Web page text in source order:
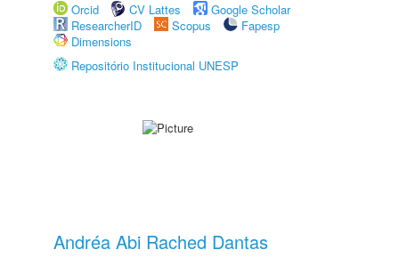
Orcid
CV Lattes
Google Scholar
ResearcherID
Scopus
Fapesp
Dimensions
Repositório Institucional UNESP
Andréa Abi Rached Dantas